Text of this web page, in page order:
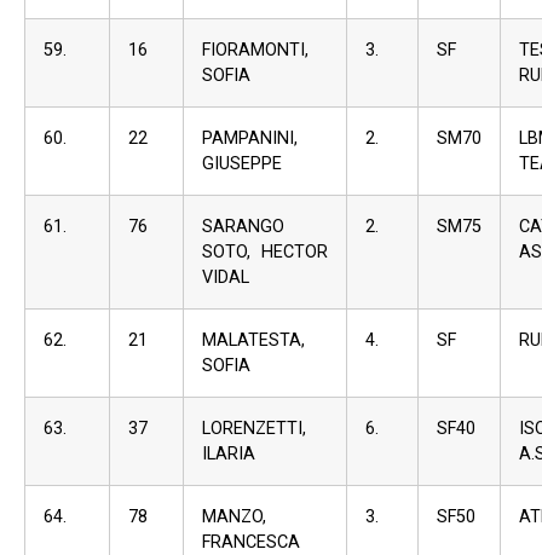
59. 16
FIORAMONTI,
SOFIA
3. SF
60. 22
PAMPANINI,
GIUSEPPE
2. SM70
61. 76
SARANGO
SOTO, HECTOR
VIDAL
2. SM75
62. 21
MALATESTA,
SOFIA
4. SF
63. 37
LORENZETTI,
ILARIA
6. SF40
64. 78
MANZO,
FRANCESCA
3. SF50